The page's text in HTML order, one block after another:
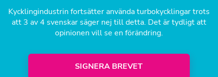
Kycklingindustrin fortsätter använda turbokycklingar trots
att 3 av 4 svenskar säger nej till detta. Det är tydligt att
opinionen vill se en förändring.
SIGNERA BREVET